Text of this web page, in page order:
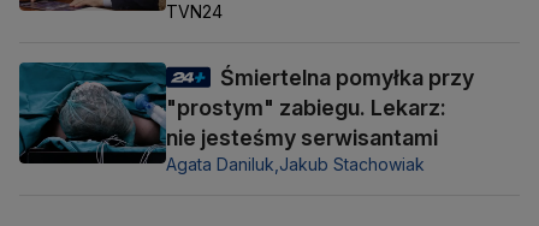
TVN24
Śmiertelna pomyłka przy
"prostym" zabiegu. Lekarz:
nie jesteśmy serwisantami
Agata Daniluk, Jakub Stachowiak